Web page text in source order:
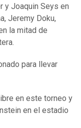
y Joaquin Seys en
Jeremy Doku,
la mitad de
para llevar
en este torneo y
en el estadio